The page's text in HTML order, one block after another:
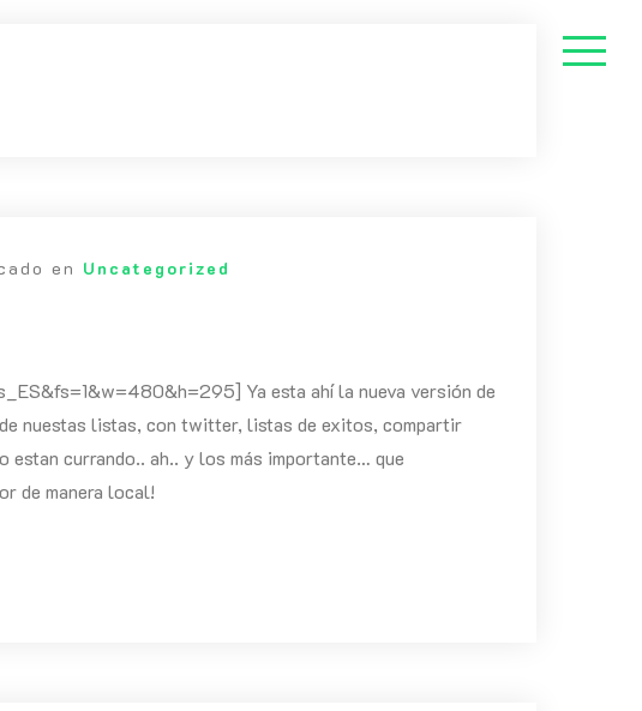
en Uncategorized
Ya esta ahí la nueva versión de
nuestas listas, con twitter, listas de exitos, compartir
estan currando.. ah.. y los más importante… que
de manera local!